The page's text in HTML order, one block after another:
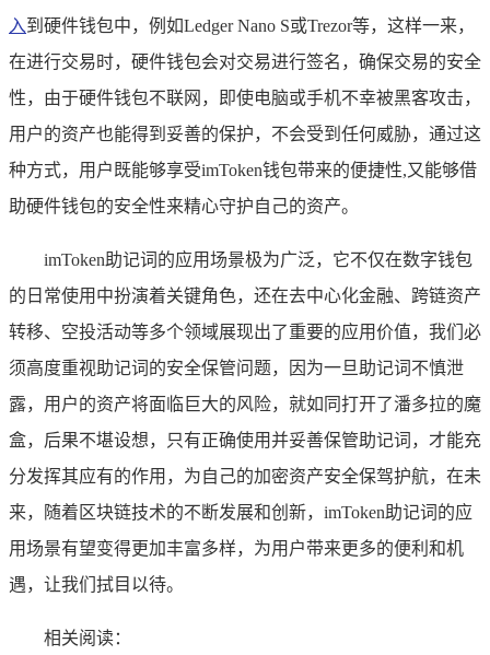
入到硬件钱包中，例如Ledger Nano S或Trezor等，这样一来，
在进行交易时，硬件钱包会对交易进行签名，确保交易的安全
性，由于硬件钱包不联网，即使电脑或手机不幸被黑客攻击，
用户的资产也能得到妥善的保护，不会受到任何威胁，通过这
种方式，用户既能够享受imToken钱包带来的便捷性,又能够借
助硬件钱包的安全性来精心守护自己的资产。
imToken助记词的应用场景极为广泛，它不仅在数字钱包
的日常使用中扮演着关键角色，还在去中心化金融、跨链资产
转移、空投活动等多个领域展现出了重要的应用价值，我们必
须高度重视助记词的安全保管问题，因为一旦助记词不慎泄
露，用户的资产将面临巨大的风险，就如同打开了潘多拉的魔
盒，后果不堪设想，只有正确使用并妥善保管助记词，才能充
分发挥其应有的作用，为自己的加密资产安全保驾护航，在未
来，随着区块链技术的不断发展和创新，imToken助记词的应
用场景有望变得更加丰富多样，为用户带来更多的便利和机
遇，让我们拭目以待。
相关阅读：